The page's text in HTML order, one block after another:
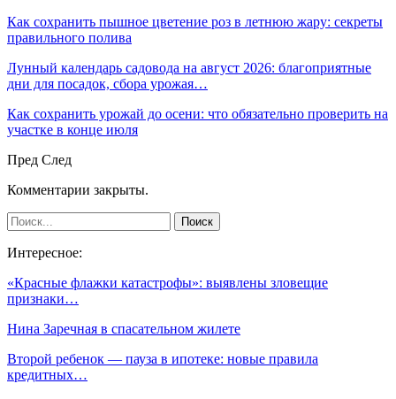
Как сохранить пышное цветение роз в летнюю жару: секреты
правильного полива
Лунный календарь садовода на август 2026: благоприятные
дни для посадок, сбора урожая…
Как сохранить урожай до осени: что обязательно проверить на
участке в конце июля
Пред След
Комментарии закрыты.
Интересное:
«Красные флажки катастрофы»: выявлены зловещие
признаки…
Нина Заречная в спасательном жилете
Второй ребенок — пауза в ипотеке: новые правила
кредитных…